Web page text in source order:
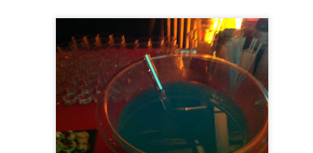
de Mónica Aranegui ambas piezas me han sido muy
sanadoras.
fácil este estar cuadrada saludando, mi corazón latía muy fuerte y
me recorrieron en esos pocos minutos. Luego al despojarme de las
fue muy fuerte.